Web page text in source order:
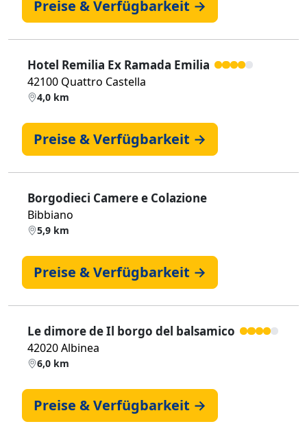
Preise & Verfügbarkeit →
Hotel Remilia Ex Ramada Emilia
42100 Quattro Castella
4,0 km
Preise & Verfügbarkeit →
Borgodieci Camere e Colazione
Bibbiano
5,9 km
Preise & Verfügbarkeit →
Le dimore de Il borgo del balsamico
42020 Albinea
6,0 km
Preise & Verfügbarkeit →